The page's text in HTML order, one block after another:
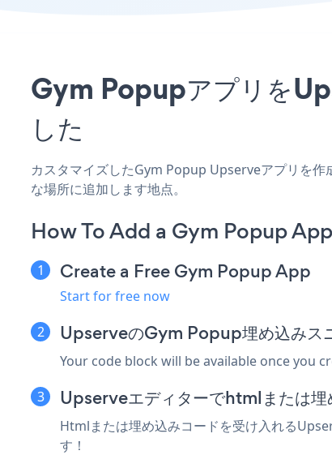
Gym Popupアプリを
した
カスタマイズしたGym Popup Upserveアプリを
な場所に追加します地点。
How To Add a Gym Popup
Create a Free Gym Popup App
Start for free now
UpserveのGym Popup埋め込みス
Your code block will be available once you
Upserveエディターでhtmlまたは埋
Htmlまたは埋め込みコードを受け入れる
す！